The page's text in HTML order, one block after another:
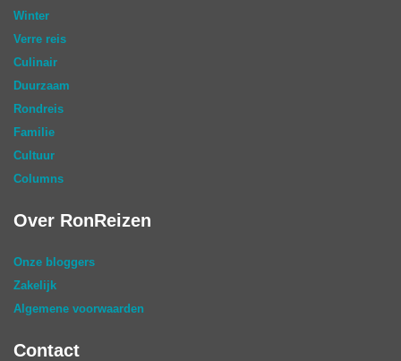
Winter
Verre reis
Culinair
Duurzaam
Rondreis
Familie
Cultuur
Columns
Over RonReizen
Onze bloggers
Zakelijk
Algemene voorwaarden
Contact